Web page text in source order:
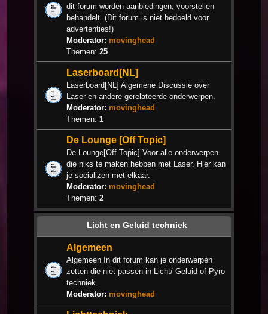
dit forum worden aanbiedingen, voorstellen
behandelt. (Dit forum is niet bedoeld voor
advertenties!)
Moderator: movinghead
Themen: 25
Laserboard[NL]
Laserboard[NL] Algemene Discussie over
Laser en andere gerelateerde onderwerpen.
Moderator: movinghead
Themen: 1
De Lounge [Off Topic]
De Lounge[Off Topic] Voor alle onderwerpen
die niks te maken hebben met Laser. Hier kan
je socializen met elkaar.
Moderator: movinghead
Themen: 2
Licht en Geluid techniek
Algemeen
Algemeen In dit forum kan je onderwerpen
zetten die niet passen in Licht/ Geluid of Pyro
techniek.
Moderator: movinghead